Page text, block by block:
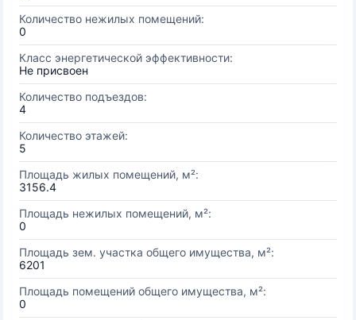
Количество нежилых помещений:
0
Класс энергетической эффективности:
Не присвоен
Количество подъездов:
4
Количество этажей:
5
Площадь жилых помещений, м²:
3156.4
Площадь нежилых помещений, м²:
0
Площадь зем. участка общего имущества, м²:
6201
Площадь помещений общего имущества, м²:
0